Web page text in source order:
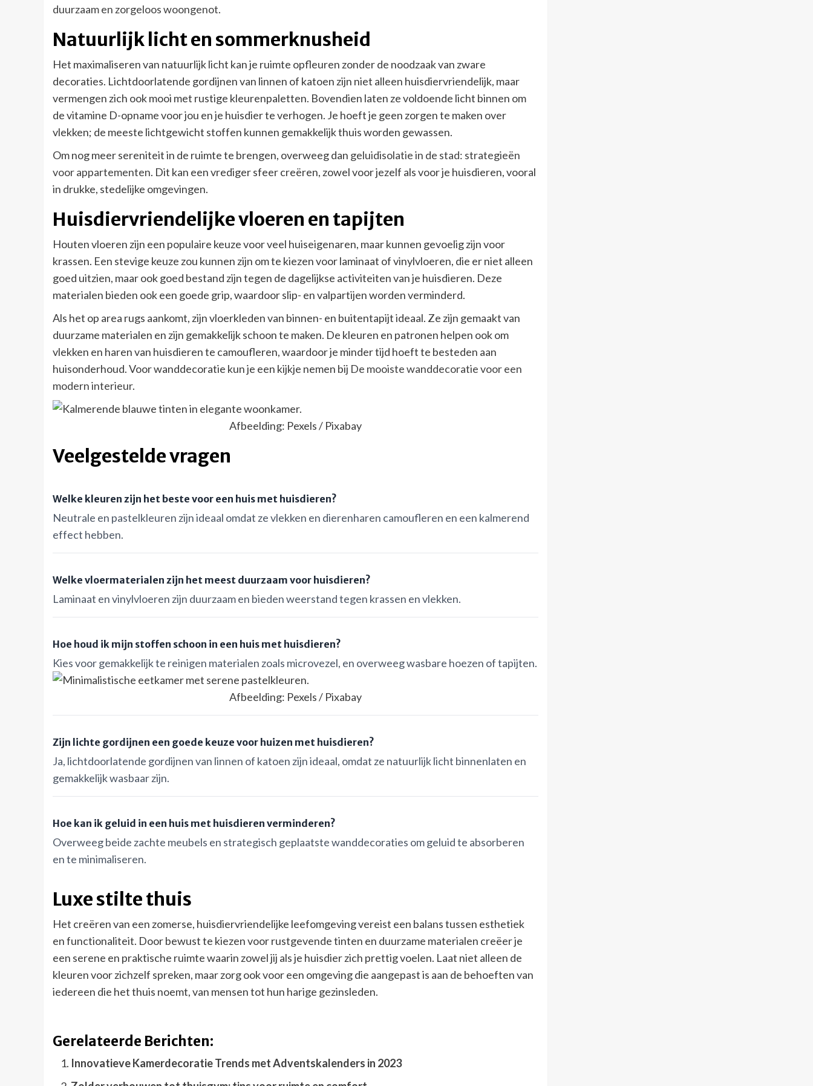
duurzaam en zorgeloos woongenot.
Natuurlijk licht en sommerknusheid
Het maximaliseren van natuurlijk licht kan je ruimte opfleuren zonder de noodzaak van zware
decoraties. Lichtdoorlatende gordijnen van linnen of katoen zijn niet alleen huisdiervriendelijk, maar
vermengen zich ook mooi met rustige kleurenpaletten. Bovendien laten ze voldoende licht binnen om
de vitamine D-opname voor jou en je huisdier te verhogen. Je hoeft je geen zorgen te maken over
vlekken; de meeste lichtgewicht stoffen kunnen gemakkelijk thuis worden gewassen.
Om nog meer sereniteit in de ruimte te brengen, overweeg dan geluidisolatie in de stad: strategieën
voor appartementen. Dit kan een vrediger sfeer creëren, zowel voor jezelf als voor je huisdieren, vooral
in drukke, stedelijke omgevingen.
Huisdiervriendelijke vloeren en tapijten
Houten vloeren zijn een populaire keuze voor veel huiseigenaren, maar kunnen gevoelig zijn voor
krassen. Een stevige keuze zou kunnen zijn om te kiezen voor laminaat of vinylvloeren, die er niet alleen
goed uitzien, maar ook goed bestand zijn tegen de dagelijkse activiteiten van je huisdieren. Deze
materialen bieden ook een goede grip, waardoor slip- en valpartijen worden verminderd.
Als het op area rugs aankomt, zijn vloerkleden van binnen- en buitentapijt ideaal. Ze zijn gemaakt van
duurzame materialen en zijn gemakkelijk schoon te maken. De kleuren en patronen helpen ook om
vlekken en haren van huisdieren te camoufleren, waardoor je minder tijd hoeft te besteden aan
huisonderhoud. Voor wanddecoratie kun je een kijkje nemen bij De mooiste wanddecoratie voor een
modern interieur.
Afbeelding: Pexels / Pixabay
Veelgestelde vragen
Welke kleuren zijn het beste voor een huis met huisdieren?
Neutrale en pastelkleuren zijn ideaal omdat ze vlekken en dierenharen camoufleren en een kalmerend
effect hebben.
Welke vloermaterialen zijn het meest duurzaam voor huisdieren?
Laminaat en vinylvloeren zijn duurzaam en bieden weerstand tegen krassen en vlekken.
Hoe houd ik mijn stoffen schoon in een huis met huisdieren?
Kies voor gemakkelijk te reinigen materialen zoals microvezel, en overweeg wasbare hoezen of tapijten.
Afbeelding: Pexels / Pixabay
Zijn lichte gordijnen een goede keuze voor huizen met huisdieren?
Ja, lichtdoorlatende gordijnen van linnen of katoen zijn ideaal, omdat ze natuurlijk licht binnenlaten en
gemakkelijk wasbaar zijn.
Hoe kan ik geluid in een huis met huisdieren verminderen?
Overweeg beide zachte meubels en strategisch geplaatste wanddecoraties om geluid te absorberen
en te minimaliseren.
Luxe stilte thuis
Het creëren van een zomerse, huisdiervriendelijke leefomgeving vereist een balans tussen esthetiek
en functionaliteit. Door bewust te kiezen voor rustgevende tinten en duurzame materialen creëer je
een serene en praktische ruimte waarin zowel jij als je huisdier zich prettig voelen. Laat niet alleen de
kleuren voor zichzelf spreken, maar zorg ook voor een omgeving die aangepast is aan de behoeften van
iedereen die het thuis noemt, van mensen tot hun harige gezinsleden.
Gerelateerde Berichten:
Innovatieve Kamerdecoratie Trends met Adventskalenders in 2023